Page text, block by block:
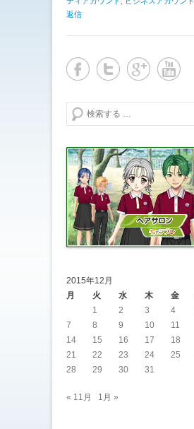
返信
検索する
2015年12月
月
火 水 木 金
1
2 3 4
7
8 9 10 11
14
15 16 17 18
21
22 23 24 25
28
29 30 31
« 11月 1月 »